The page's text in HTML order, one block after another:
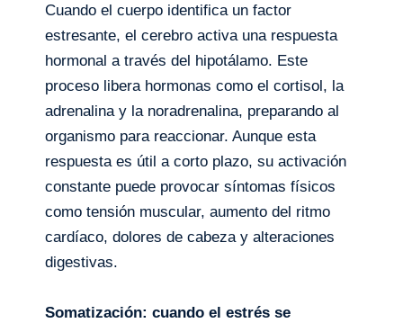
Cuando el cuerpo identifica un factor
estresante, el cerebro activa una respuesta
hormonal a través del hipotálamo. Este
proceso libera hormonas como el cortisol, la
adrenalina y la noradrenalina, preparando al
organismo para reaccionar. Aunque esta
respuesta es útil a corto plazo, su activación
constante puede provocar síntomas físicos
como tensión muscular, aumento del ritmo
cardíaco, dolores de cabeza y alteraciones
digestivas.
Somatización: cuando el estrés se